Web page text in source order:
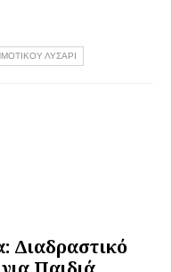
ΛΥΣΑΡΙ
Διαδραστικό